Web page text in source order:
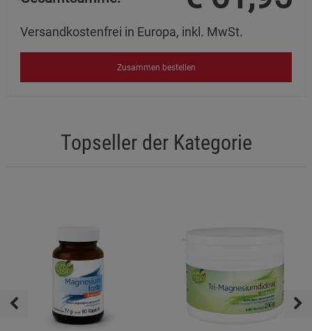
Versandkostenfrei in Europa, inkl. MwSt.
Zusammen bestellen
Topseller der Kategorie